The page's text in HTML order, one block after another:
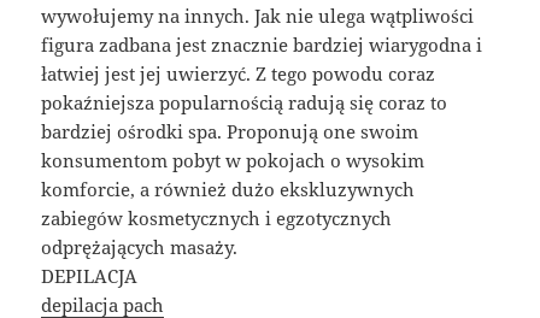
wywołujemy na innych. Jak nie ulega wątpliwości
figura zadbana jest znacznie bardziej wiarygodna i
łatwiej jest jej uwierzyć. Z tego powodu coraz
pokaźniejsza popularnością radują się coraz to
bardziej ośrodki spa. Proponują one swoim
konsumentom pobyt w pokojach o wysokim
komforcie, a również dużo ekskluzywnych
zabiegów kosmetycznych i egzotycznych
odprężających masaży.
DEPILACJA
depilacja pach